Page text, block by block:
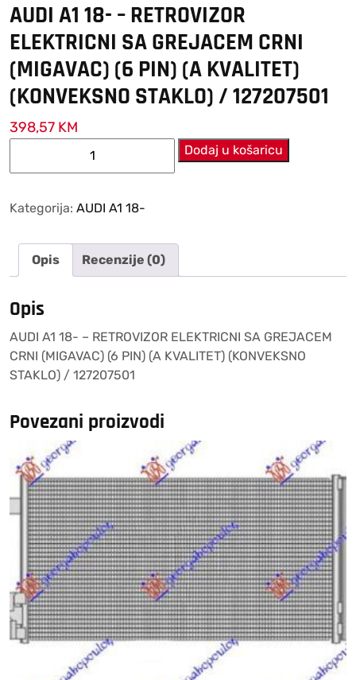
AUDI A1 18- – RETROVIZOR
ELEKTRICNI SA GREJACEM CRNI
(MIGAVAC) (6 PIN) (A KVALITET)
(KONVEKSNO STAKLO) / 127207501
398,57 KM
–
ELEKTRICNI
GREJACEM
CRNI
(MIGAVAC)
(6
PIN)
(A
(KONVEKSNO
STAKLO)
127207501
količina
Dodaj u košaricu
Kategorija: AUDI A1 18-
Opis Recenzije (0)
Opis
AUDI A1 18- – RETROVIZOR ELEKTRICNI SA GREJACEM
CRNI (MIGAVAC) (6 PIN) (A KVALITET) (KONVEKSNO
STAKLO) / 127207501
Povezani proizvodi